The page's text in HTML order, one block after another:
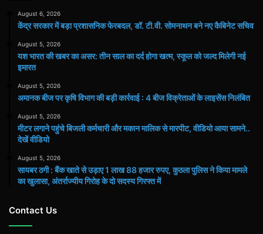
August 6, 2026
केंद्र सरकार में बड़ा प्रशासनिक फेरबदल, डॉ. टी.वी. सोमनाथन बने नए कैबिनेट सचिव
August 5, 2026
यश भारत की खबर का असर: तीन साल का दर्द होगा खत्म, स्कूल को जल्द मिलेगी नई
इमारत
August 5, 2026
अमानक बीज पर कृषि विभाग की बड़ी कार्रवाई : 4 बीज विक्रेताओं के लाइसेंस निलंबित
August 5, 2026
मीटर लगाने पहुंचे बिजली कर्मचारी और मकान मालिक से मारपीट, वीडियो आया सामने..
देखें वीडियो
August 5, 2026
सायबर ठगी : बैंक खाते से उड़ाए 1 लाख 88 हजार रुपए, कुठला पुलिस ने किया मामले
का खुलासा, अंतर्राज्यीय गिरोह के दो सदस्य गिरफ्त में
Contact Us